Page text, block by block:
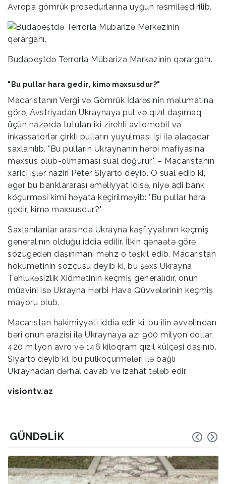
Avropa gömrük prosedurlarına uyğun rəsmiləşdirilib.
Budapeştdə Terrorla Mübarizə Mərkəzinin qərargahı.
"Bu pullar hara gedir, kimə məxsusdur?"
Macarıstanın Vergi və Gömrük İdarəsinin məlumatına
görə, Avstriyadan Ukraynaya pul və qızıl daşımaq
üçün nəzərdə tutulan iki zirehli avtomobil və
inkassatorlar çirkli pulların yuyulması işi ilə əlaqədar
saxlanılıb. "Bu pulların Ukraynanın hərbi mafiyasına
məxsus olub-olmaması sual doğurur", – Macarıstanın
xarici işlər naziri Peter Siyarto deyib. O sual edib ki,
əgər bu banklararası əməliyyat idisə, niyə adi bank
köçürməsi kimi həyata keçirilməyib: "Bu pullar hara
gedir, kimə məxsusdur?"
Saxlanılanlar arasında Ukrayna kəşfiyyatının keçmiş
generalının olduğu iddia edilir. İlkin qənaətə görə,
sözügedən daşınmanı məhz o təşkil edib. Macarıstan
hökumətinin sözçüsü deyib ki, bu şəxs Ukrayna
Təhlükəsizlik Xidmətinin keçmiş generalıdır, onun
müavini isə Ukrayna Hərbi Hava Qüvvələrinin keçmiş
mayoru olub.
Macarıstan hakimiyyəti iddia edir ki, bu ilin əvvəlindən
bəri onun ərazisi ilə Ukraynaya azı 900 milyon dollar,
420 milyon avro və 146 kiloqram qızıl külçəsi daşınıb.
Siyarto deyib ki, bu pulköçürmələri ilə bağlı
Ukraynadan dərhal cavab və izahat tələb edir.
visiontv.az
GÜNDƏLIK